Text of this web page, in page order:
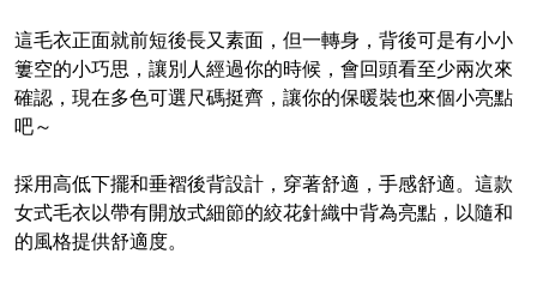
這毛衣正面就前短後長又素面，但一轉身，背後可是有小小
簍空的小巧思，讓別人經過你的時候，會回頭看至少兩次來
確認，現在多色可選尺碼挺齊，讓你的保暖裝也來個小亮點
吧～
採用高低下擺和垂褶後背設計，穿著舒適，手感舒適。這款
女式毛衣以帶有開放式細節的絞花針織中背為亮點，以隨和
的風格提供舒適度。